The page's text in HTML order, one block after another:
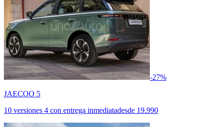
-27%
JAECOO 5
10 versiones 4 con entrega inmediatadesde 19.990